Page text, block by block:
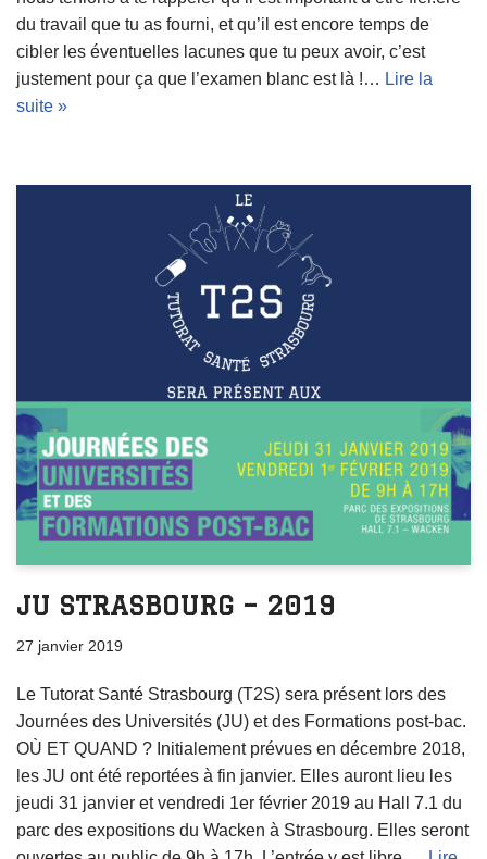
du travail que tu as fourni, et qu’il est encore temps de
cibler les éventuelles lacunes que tu peux avoir, c’est
justement pour ça que l’examen blanc est là !… Lire la
suite »
JU STRASBOURG – 2019
27 janvier 2019
Le Tutorat Santé Strasbourg (T2S) sera présent lors des
Journées des Universités (JU) et des Formations post-bac.
OÙ ET QUAND ? Initialement prévues en décembre 2018,
les JU ont été reportées à fin janvier. Elles auront lieu les
jeudi 31 janvier et vendredi 1er février 2019 au Hall 7.1 du
parc des expositions du Wacken à Strasbourg. Elles seront